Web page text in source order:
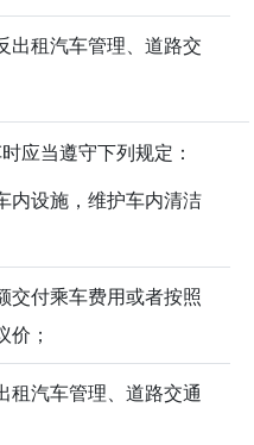
出租汽车管理、道路交
应当遵守下列规定：
内设施，维护车内清洁
交付乘车费用或者按照
；
租汽车管理、道路交通